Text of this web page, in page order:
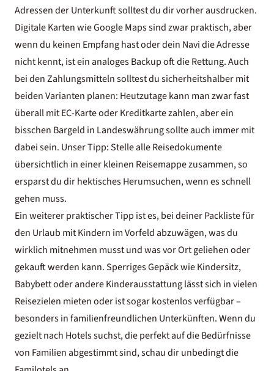
Adressen der Unterkunft solltest du dir vorher ausdrucken.
Digitale Karten wie Google Maps sind zwar praktisch, aber
wenn du keinen Empfang hast oder dein Navi die Adresse
nicht kennt, ist ein analoges Backup oft die Rettung. Auch
bei den Zahlungsmitteln solltest du sicherheitshalber mit
beiden Varianten planen: Heutzutage kann man zwar fast
überall mit EC-Karte oder Kreditkarte zahlen, aber ein
bisschen Bargeld in Landeswährung sollte auch immer mit
dabei sein. Unser Tipp: Stelle alle Reisedokumente
übersichtlich in einer kleinen Reisemappe zusammen, so
ersparst du dir hektisches Herumsuchen, wenn es schnell
gehen muss.
Ein weiterer praktischer Tipp ist es, bei deiner Packliste für
den Urlaub mit Kindern im Vorfeld abzuwägen, was du
wirklich mitnehmen musst und was vor Ort geliehen oder
gekauft werden kann. Sperriges Gepäck wie Kindersitz,
Babybett oder andere Kinderausstattung lässt sich in vielen
Reisezielen mieten oder ist sogar kostenlos verfügbar –
besonders in familienfreundlichen Unterkünften. Wenn du
gezielt nach Hotels suchst, die perfekt auf die Bedürfnisse
von Familien abgestimmt sind, schau dir unbedingt die